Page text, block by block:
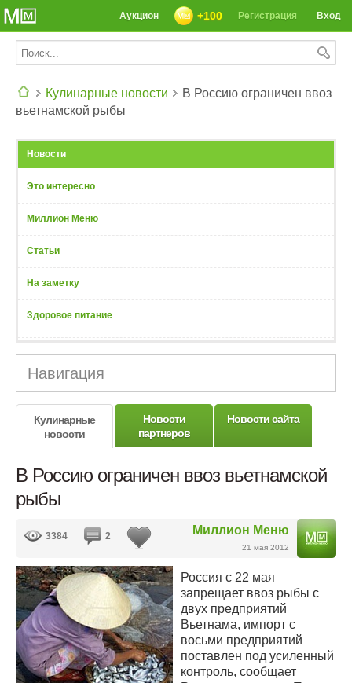
Вход
Регистрация
+100
Аукцион
Кулинарные новости
В Россию ограничен ввоз
вьетнамской рыбы
Новости
Это интересно
Миллион Меню
Статьи
На заметку
Здоровое питание
Навигация
Кулинарные
новости
Новости
партнеров
Новости сайта
В Россию ограничен ввоз вьетнамской
рыбы
Миллион Меню
21 мая 2012
3384 2
Россия с 22 мая
запрещает ввоз рыбы с
двух предприятий
Вьетнама, импорт с
восьми предприятий
поставлен под усиленный
контроль, сообщает